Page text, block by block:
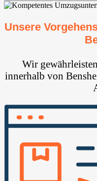
Unsere
Wir
innerhalb von